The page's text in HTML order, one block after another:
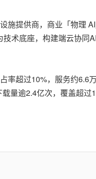
施提供商，商业「物理
术底座，构建端云协
率超过10%，服务约
量逾2.4亿次，覆盖超